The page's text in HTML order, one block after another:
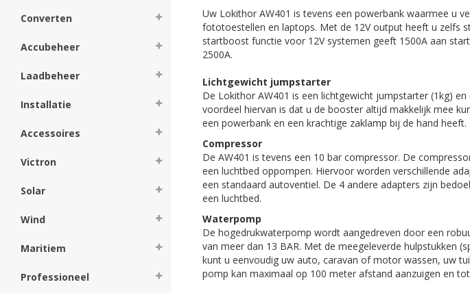
Converten
Accubeheer
Laadbeheer
Installatie
Accessoires
Victron
Solar
Wind
Maritiem
Professioneel
Uw Lokithor AW401 is tevens een powerbank waarmee u
fototoestellen en laptops. Met de 12V output heeft u zelfs
startboost functie voor 12V systemen geeft 1500A aan
2500A.
Lichtgewicht jumpstarter
De Lokithor AW401 is een lichtgewicht jumpstarter (1kg)
voordeel hiervan is dat u de booster altijd makkelijk mee
een powerbank en een krachtige zaklamp bij de hand heeft.
Compressor
De AW401 is tevens een 10 bar compressor. De
een luchtbed oppompen. Hiervoor worden verschillende
een standaard autoventiel. De 4 andere adapters zijn
een luchtbed.
Waterpomp
De hogedrukwaterpomp wordt aangedreven door een
van meer dan 13 BAR. Met de meegeleverde hulpstukken
kunt u eenvoudig uw auto, caravan of motor wassen, uw
pomp kan maximaal op 100 meter afstand aanzuigen en